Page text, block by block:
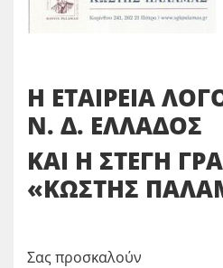
Η ΕΤΑΙΡΕΙΑ
Ν. Δ. ΕΛΛΑΔΟΣ
ΚΑΙ Η ΣΤΕΓΗ
«ΚΩΣΤΗΣ
Σας προσκαλούν